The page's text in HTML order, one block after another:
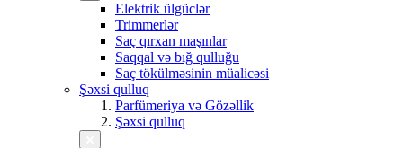
Elektrik ülgüclər
Trimmerlər
Saç qırxan maşınlar
Saqqal və bığ qulluğu
Saç tökülməsinin müalicəsi
Şəxsi qulluq
Parfümeriya və Gözəllik
Şəxsi qulluq